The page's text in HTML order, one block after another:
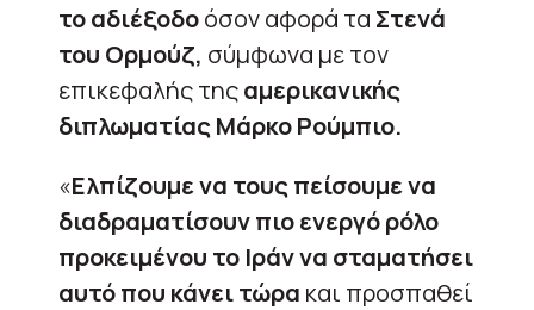
το αδιέξοδοόσον αφορά τα Στενά
του Ορμούζ, σύμφωνα με τον
επικεφαλής τηςαμερικανικής
διπλωματίας Μάρκο Ρούμπιο.
«Ελπίζουμε να τους πείσουμε να
διαδραματίσουν πιο ενεργό ρόλο
προκειμένου το Ιράν να σταματήσει
αυτό που κάνει τώρα και προσπαθεί